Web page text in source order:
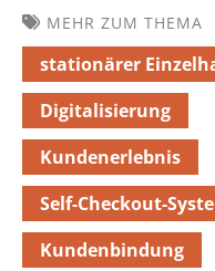
MEHR ZUM THEMA
stationärer
Digitalisierung
Kundenerlebnis
Self-Checkout-
Kundenbindung